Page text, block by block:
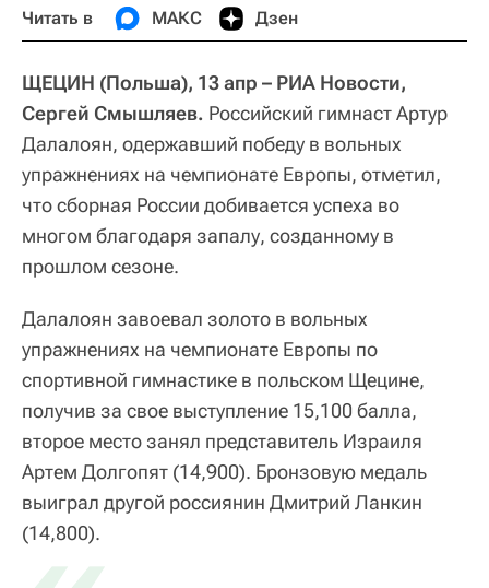
Читать в МАКС Дзен
ЩЕЦИН (Польша), 13 апр – РИА Новости,
Сергей Смышляев. Российский гимнаст Артур
Далалоян, одержавший победу в вольных
упражнениях на чемпионате Европы, отметил,
что сборная России добивается успеха во
многом благодаря запалу, созданному в
прошлом сезоне.
Далалоян завоевал золото в вольных
упражнениях на чемпионате Европы по
спортивной гимнастике в польском Щецине,
получив за свое выступление 15,100 балла,
второе место занял представитель Израиля
Артем Долгопят (14,900). Бронзовую медаль
выиграл другой россиянин Дмитрий Ланкин
(14,800).